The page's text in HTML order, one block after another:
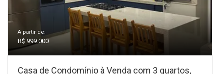
A partir de:
R$ 999.000
Casa de Condomínio à Venda com 3 quartos,